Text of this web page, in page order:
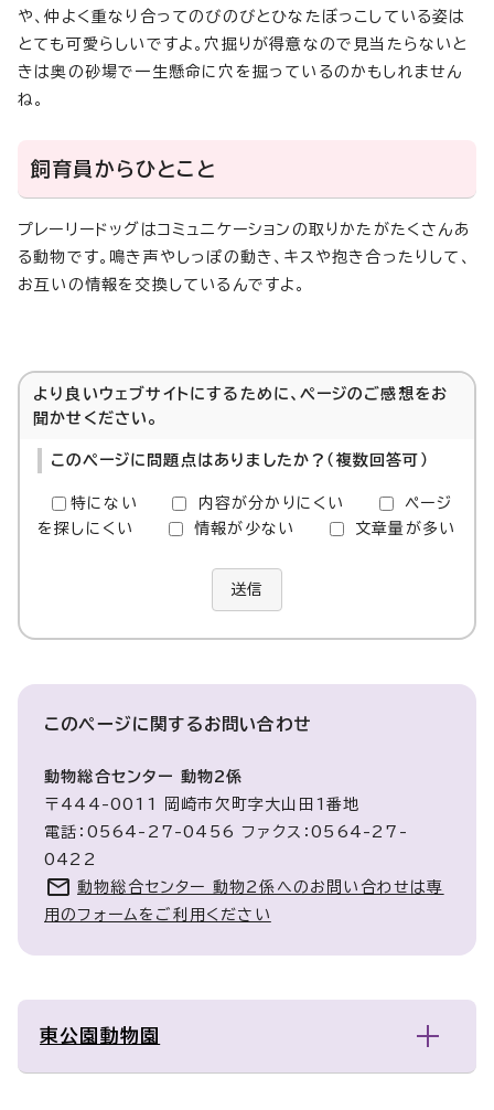
や、仲よく重なり合ってのびのびとひなたぼっこしている姿は
とても可愛らしいですよ。穴掘りが得意なので見当たらないと
きは奥の砂場で一生懸命に穴を掘っているのかもしれません
ね。
飼育員からひとこと
プレーリードッグはコミュニケーションの取りかたがたくさんあ
る動物です。鳴き声やしっぽの動き、キスや抱き合ったりして、
お互いの情報を交換しているんですよ。
より良いウェブサイトにするために、ページのご感想をお
聞かせください。
このページに問題点はありましたか？（複数回答可）
特にない 内容が分かりにくい
ページ
を探しにくい
情報が少ない 文章量が多い
送信
このページに関するお問い合わせ
動物総合センター 動物2係
〒444-0011 岡崎市欠町字大山田1番地
電話：0564-27-0456 ファクス：0564-27-
0422
動物総合センター 動物2係へのお問い合わせは専
用のフォームをご利用ください
東公園動物園